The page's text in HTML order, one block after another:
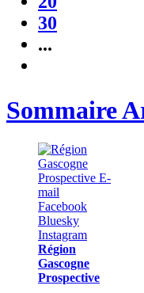
30
...
Sommaire
Région
Gascogne
Prospective